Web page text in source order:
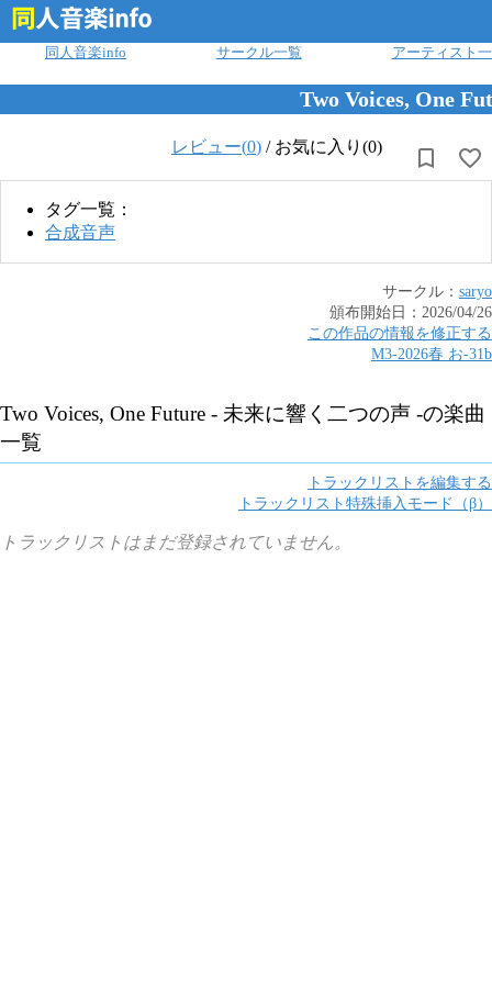
同人音楽info サークル一覧 アーティスト
Two Voices, One
レビュー(0) / お気に入り(0)
タグ一覧：
合成音声
サークル： saryo
頒布開始日： 2026/04/26
この作品の情報を修正する
M3-2026春 お-31b
Two Voices, One Future - 未来に響く二つの声 -の楽曲
一覧
トラックリストを編集する
トラックリスト特殊挿入モード（β）
トラックリストはまだ登録されていません。